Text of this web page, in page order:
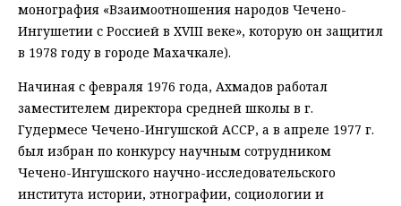
монография «Взаимоотношения народов Чечено-
Ингушетии с Россией в XVIII веке», которую он защитил
в 1978 году в городе Махачкале).
Начиная с февраля 1976 года, Ахмадов работал
заместителем директора средней школы в г.
Гудермесе Чечено-Ингушской АССР, а в апреле 1977 г.
был избран по конкурсу научным сотрудником
Чечено-Ингушского научно-исследовательского
института истории, этнографии, социологии и